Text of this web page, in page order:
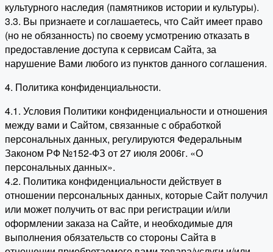
культурного наследия (памятников истории и культуры).
3.3. Вы признаете и соглашаетесь, что Сайт имеет право
(но не обязанность) по своему усмотрению отказать в
предоставление доступа к сервисам Сайта, за
нарушение Вами любого из пунктов данного соглашения.
4. Политика конфиденциальности.
4.1. Условия Политики конфиденциальности и отношения
между вами и Сайтом, связанные с обработкой
персональных данных, регулируются Федеральным
Законом РФ №152-ФЗ от 27 июля 2006г. «О
персональных данных».
4.2. Политика конфиденциальности действует в
отношении персональных данных, которые Сайт получил
или может получить от вас при регистрации и/или
оформлении заказа на Сайте, и необходимые для
выполнения обязательств со стороны Сайта в